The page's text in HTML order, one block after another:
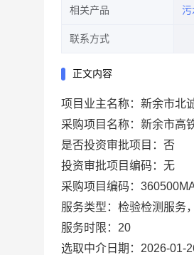
相关产品 污
联系方式
正文内容
项目业主名称：新余市北
采购项目名称：新余市高
是否投资审批项目：否
投资审批项目编码：无
采购项目编码：
服务类型：检验检测服务
服务时限：20
选取中介日期：2026-01-